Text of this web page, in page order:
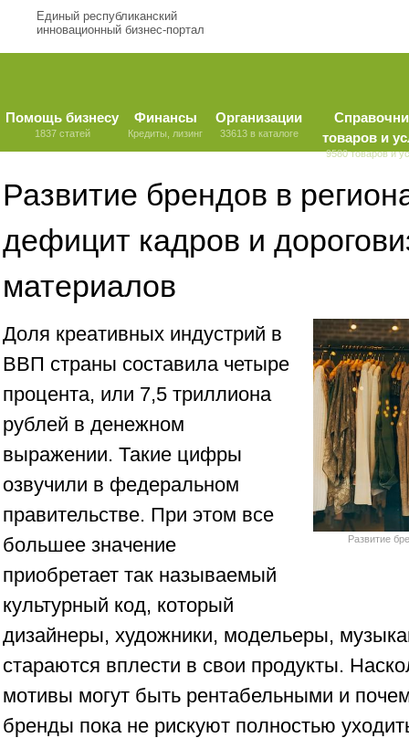
Единый республиканский
инновационный бизнес-портал
Помощь бизнесу
1837 статей
Финансы
Кредиты, лизинг
Организации
33613 в каталоге
товаров и
9580 товаров и
Развитие брендов в
дефицит кадров и
материалов
Развитие
Доля креативных индустрий в
ВВП страны составила четыре
процента, или 7,5 триллиона
рублей в денежном
выражении. Такие цифры
озвучили в федеральном
правительстве. При этом все
большее значение
приобретает так называемый
культурный код, который
дизайнеры, художники, модельеры,
стараются вплести в свои продукты.
мотивы могут быть рентабельными и
бренды пока не рискуют полностью